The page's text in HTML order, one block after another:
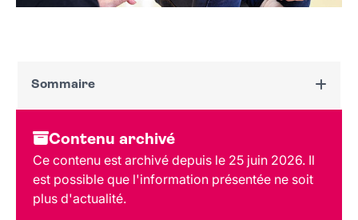
Sommaire
Dates et horaires
Au programme
Tarif et réservation
Public
Lieu et contact
Contenu archivé
Ce contenu est archivé depuis le 25 juin 2026. Il
est possible que l'information présentée ne soit
plus d'actualité.